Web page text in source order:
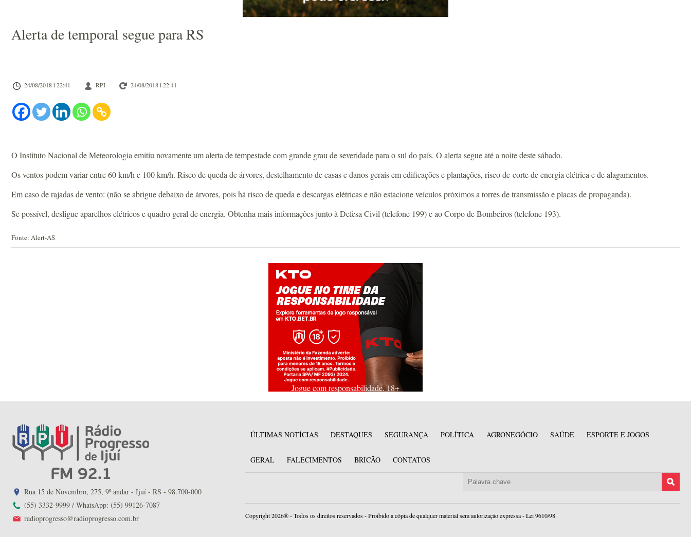
Alerta de temporal segue para RS
24/08/2018 l 22:41 RPI 24/08/2018 l 22:41
O Instituto Nacional de Meteorologia emitiu novamente um alerta de tempestade com grande grau de severidade para o sul do país. O alerta segue até a noite deste sábado.
Os ventos podem variar entre 60 km/h e 100 km/h. Risco de queda de árvores, destelhamento de casas e danos gerais em edificações e plantações, risco de corte de energia elétrica e de alagamentos.
Em caso de rajadas de vento: (não se abrigue debaixo de árvores, pois há risco de queda e descargas elétricas e não estacione veículos próximos a torres de transmissão e placas de propaganda).
Se possível, desligue aparelhos elétricos e quadro geral de energia. Obtenha mais informações junto à Defesa Civil (telefone 199) e ao Corpo de Bombeiros (telefone 193).
Fonte: Alert-AS
Jogue com responsabilidade. 18+
Rua 15 de Novembro, 275, 9º andar - Ijuí - RS - 98.700-000
(55) 3332-9999 / WhatsApp: (55) 99126-7087
radioprogresso@radioprogresso.com.br
ÚLTIMAS NOTÍCIAS DESTAQUES SEGURANÇA POLÍTICA AGRONEGÓCIO SAÚDE ESPORTE E JOGOS
GERAL FALECIMENTOS BRICÃO CONTATOS
Copyright 2026® - Todos os direitos reservados - Proibido a cópia de qualquer material sem autorização expressa - Lei 9610/98.